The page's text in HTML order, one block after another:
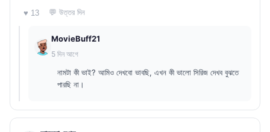
♥ 13 💬 উত্তর দিন
MovieBuff21
5 দিন আগে
নামটা কী ভাই? আমিও দেখবো ভাবছি, এখন কী ভালো সিরিজ দেখব বুঝতে
পারছি না।